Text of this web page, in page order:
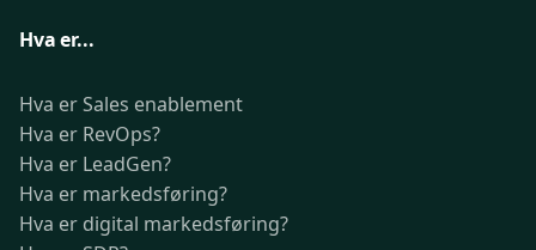
Hva er...
Hva er Sales enablement
Hva er RevOps?
Hva er LeadGen?
Hva er markedsføring?
Hva er digital markedsføring?